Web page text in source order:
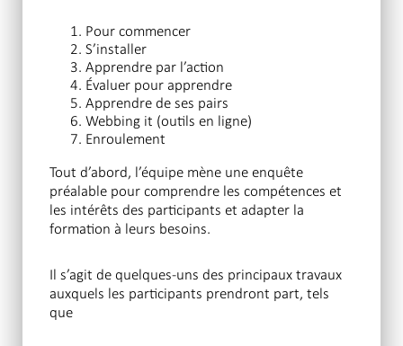
Pour commencer
S’installer
Apprendre par l’action
Évaluer pour apprendre
Apprendre de ses pairs
Webbing it (outils en ligne)
Enroulement
Tout d’abord, l’équipe mène une enquête
préalable pour comprendre les compétences et
les intérêts des participants et adapter la
formation à leurs besoins.
Il s’agit de quelques-uns des principaux travaux
auxquels les participants prendront part, tels
que